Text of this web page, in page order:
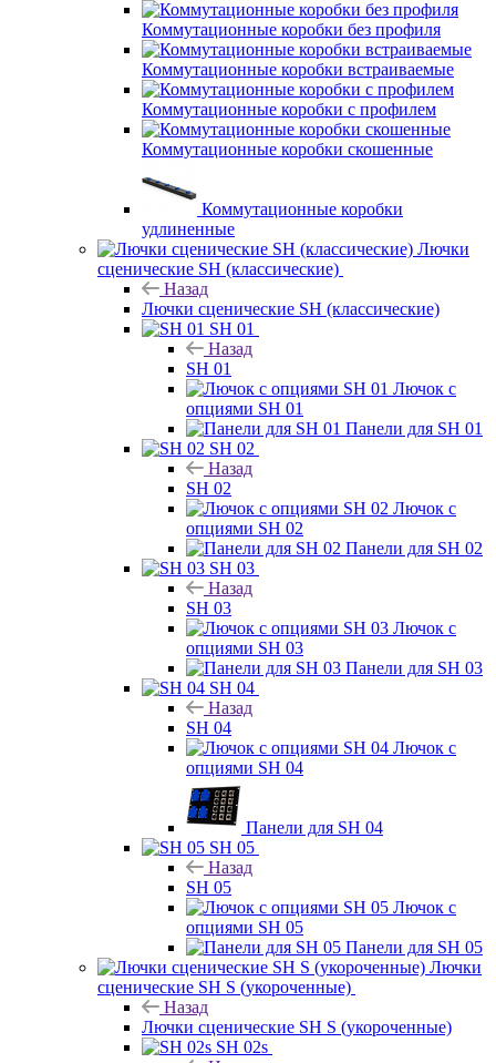
Коммутационные коробки без профиля
Коммутационные коробки встраиваемые
Коммутационные коробки с профилем
Коммутационные коробки скошенные
Коммутационные коробки
удлиненные
Лючки
сценические SH (классические)
Назад
Лючки сценические SH (классические)
SH 01
Назад
SH 01
Лючок с
опциями SH 01
Панели для SH 01
SH 02
Назад
SH 02
Лючок с
опциями SH 02
Панели для SH 02
SH 03
Назад
SH 03
Лючок с
опциями SH 03
Панели для SH 03
SH 04
Назад
SH 04
Лючок с
опциями SH 04
Панели для SH 04
SH 05
Назад
SH 05
Лючок с
опциями SH 05
Панели для SH 05
Лючки
сценические SH S (укороченные)
Назад
Лючки сценические SH S (укороченные)
SH 02s